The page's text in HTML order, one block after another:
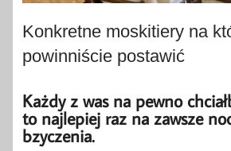
Konkretne moskitiery na
powinniście postawić
Każdy z was na pewno
to najlepiej raz na zawsze
bzyczenia.